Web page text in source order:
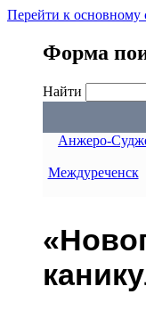
Перейти к
Форма
Найти
Анжеро-
Междуреченск